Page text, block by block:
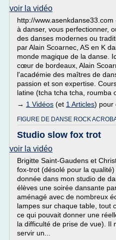
voir la vidéo
http://
à danser, vous perfectionner,
des danses modernes ou
par Alain Scoarnec, AS en K
monde magique de la danse.
cœur de bordeaux, Alain
l'académie des maîtres de
passion et son expertise.
latine (tcha tcha tcha, roumba
→ 1 Vidéos (et 1 Articles) pour
FIGURE DE DANSE ROCK
Studio slow fox trot
voir la vidéo
Brigitte Saint-Gaudens et
fox-trot (désolé pour la
donnée dans mon studio de
élèves une soirée dansante
aménagé avec de nombreux
lampes sur chaque table, tout
ce qui pouvait donner une
la difficulté de prise de vue). Il
servir un...